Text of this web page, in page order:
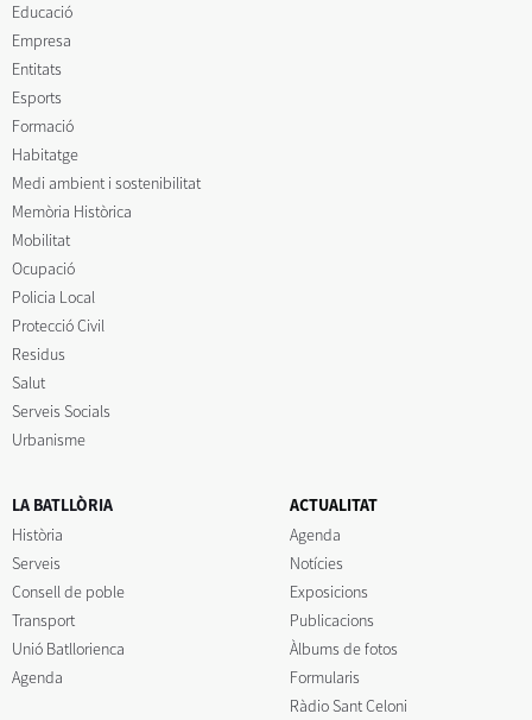
Educació
Empresa
Entitats
Esports
Formació
Habitatge
Medi ambient i sostenibilitat
Memòria Històrica
Mobilitat
Ocupació
Policia Local
Protecció Civil
Residus
Salut
Serveis Socials
Urbanisme
LA BATLLÒRIA
Història
Serveis
Consell de poble
Transport
Unió Batllorienca
Agenda
ACTUALITAT
Agenda
Notícies
Exposicions
Publicacions
Àlbums de fotos
Formularis
Ràdio Sant Celoni